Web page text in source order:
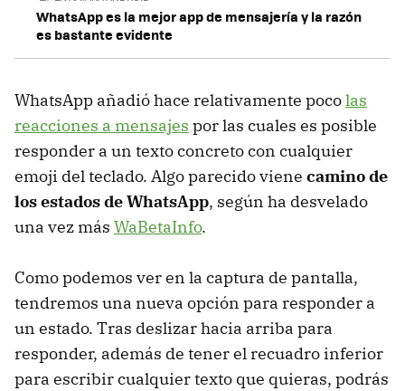
WhatsApp es la mejor app de mensajería y la razón
es bastante evidente
WhatsApp añadió hace relativamente pocolas
reacciones a mensajes por las cuales es posible
responder a un texto concreto con cualquier
emoji del teclado. Algo parecido viene camino de
los estados de WhatsApp, según ha desvelado
una vez más WaBetaInfo.
Como podemos ver en la captura de pantalla,
tendremos una nueva opción para responder a
un estado. Tras deslizar hacia arriba para
responder, además de tener el recuadro inferior
para escribir cualquier texto que quieras, podrás